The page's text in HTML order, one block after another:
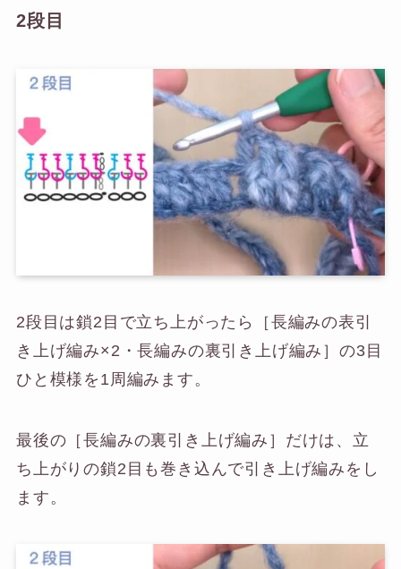
2段目
2段目は鎖2目で立ち上がったら［長編みの表引
き上げ編み×2・長編みの裏引き上げ編み］の3目
ひと模様を1周編みます。
最後の［長編みの裏引き上げ編み］だけは、立
ち上がりの鎖2目も巻き込んで引き上げ編みをし
ます。